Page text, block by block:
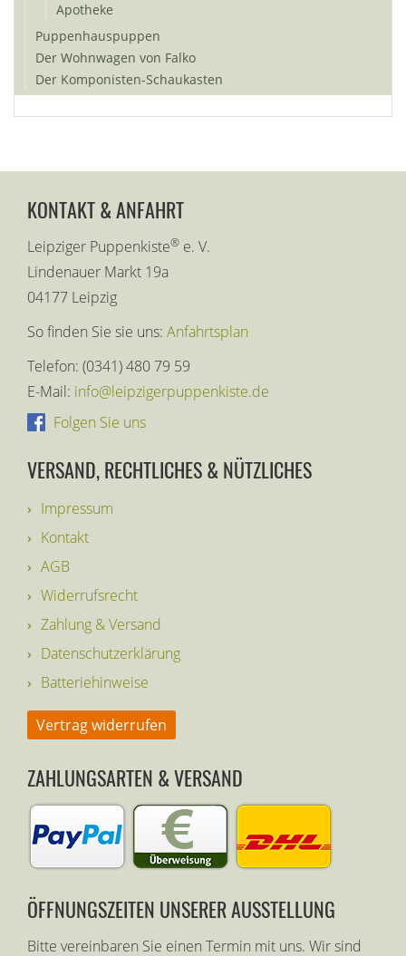
Apotheke
Puppenhauspuppen
Der Wohnwagen von Falko
Der Komponisten-Schaukasten
KONTAKT & ANFAHRT
Leipziger Puppenkiste® e. V.
Lindenauer Markt 19a
04177 Leipzig
So finden Sie sie uns: Anfahrtsplan
Telefon: (0341) 480 79 59
E-Mail: info@leipzigerpuppenkiste.de
Folgen Sie uns
VERSAND, RECHTLICHES & NÜTZLICHES
Impressum
Kontakt
AGB
Widerrufsrecht
Zahlung & Versand
Datenschutzerklärung
Batteriehinweise
Vertrag widerrufen
ZAHLUNGSARTEN & VERSAND
ÖFFNUNGSZEITEN UNSERER AUSSTELLUNG
Bitte vereinbaren Sie einen Termin mit uns. Wir sind